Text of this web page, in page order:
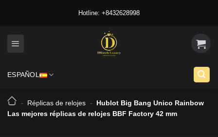
Hotline: +8432628998
ESPAÑOL
- Réplicas de relojes -
Hublot Big Bang Unico Rainbow
Las mejores réplicas de relojes BBF Factory 42 mm